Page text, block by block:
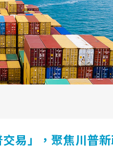
易」，聚焦川普